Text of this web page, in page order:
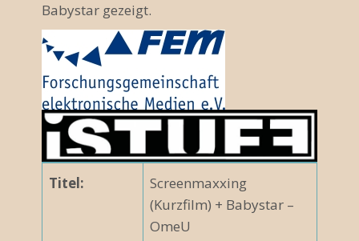
Babystar gezeigt.
Titel:
Screenmaxxing
(Kurzfilm) + Babystar –
OmeU